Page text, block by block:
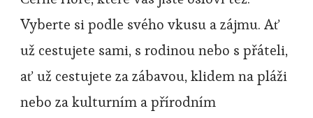
Vyberte si podle svého vkusu a zájmu. Ať
už cestujete sami, s rodinou nebo s přáteli,
ať už cestujete za zábavou, klidem na pláži
nebo za kulturním a přírodním